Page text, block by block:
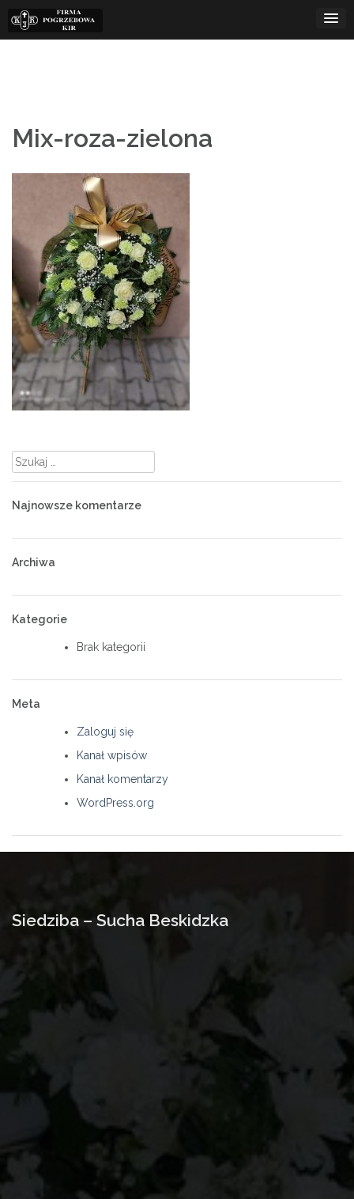
content
Mix-roza-zielona
Szukaj:
Najnowsze komentarze
Archiwa
Kategorie
Brak kategorii
Meta
Zaloguj się
Kanał wpisów
Kanał komentarzy
WordPress.org
Siedziba – Sucha Beskidzka